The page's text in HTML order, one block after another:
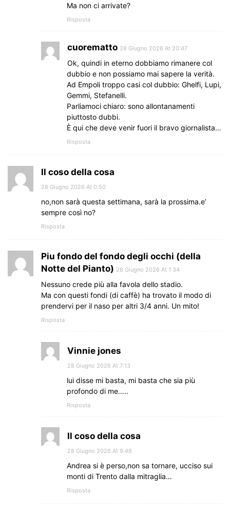
Ma non ci arrivate?
Risposta
cuorematto 28 Giugno 2026 At 20:47
Ok, quindi in eterno dobbiamo rimanere col
dubbio e non possiamo mai sapere la verità.
Ad Empoli troppo casi col dubbio: Ghelfi, Lupi,
Gemmi, Stefanelli.
Parliamoci chiaro: sono allontanamenti
piuttosto dubbi.
È qui che deve venir fuori il bravo giornalista…
Risposta
Il coso della cosa
28 Giugno 2026 At 0:50
no,non sarà questa settimana, sarà la prossima.e’
sempre così no?
Risposta
Piu fondo del fondo degli occhi (della
Notte del Pianto) 28 Giugno 2026 At 1:34
Nessuno crede più alla favola dello stadio.
Ma con questi fondi (di caffè) ha trovato il modo di
prendervi per il naso per altri 3/4 anni. Un mito!
Risposta
Vinnie jones
28 Giugno 2026 At 7:13
lui disse mi basta, mi basta che sia più
profondo di me…..
Risposta
Il coso della cosa
28 Giugno 2026 At 9:48
Andrea si è perso,non sa tornare, ucciso sui
monti di Trento dalla mitraglia…
Risposta